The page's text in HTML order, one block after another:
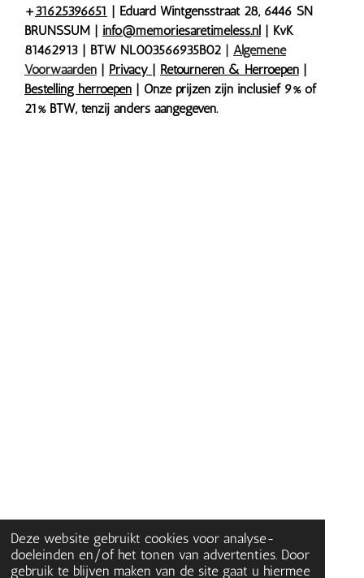
Deze website gebruikt cookies voor analyse-
doeleinden en/of het tonen van advertenties. Door
gebruik te blijven maken van de site gaat u hiermee
+31625396651 | Eduard Wintgensstraat 28, 6446 SN
BRUNSSUM | info@memoriesaretimeless.nl | KvK
81462913 | BTW NL003566935B02 | Algemene
Voorwaarden | Privacy | Retourneren & Herroepen |
Bestelling herroepen | Onze prijzen zijn inclusief 9% of
21% BTW, tenzij anders aangegeven.